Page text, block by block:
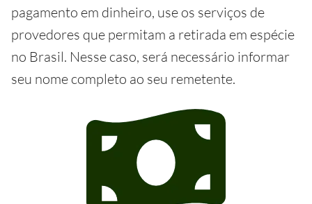
pagamento em dinheiro, use os serviços de
provedores que permitam a retirada em espécie
no Brasil. Nesse caso, será necessário informar
seu nome completo ao seu remetente.